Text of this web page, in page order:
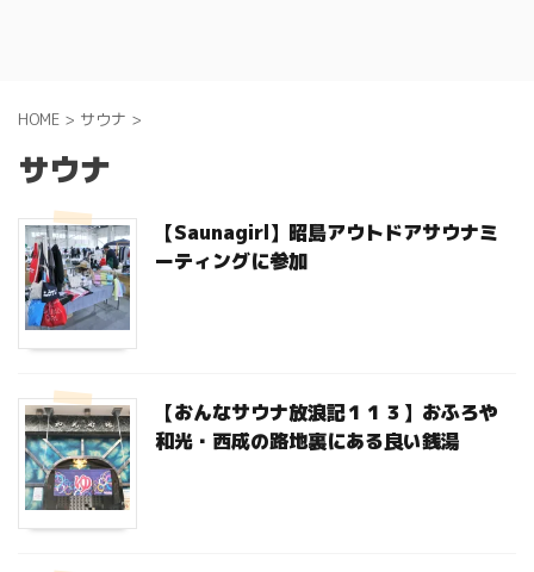
HOME > サウナ >
サウナ
【Saunagirl】昭島アウトドアサウナミ
ーティングに参加
【おんなサウナ放浪記１１３】おふろや
和光・西成の路地裏にある良い銭湯